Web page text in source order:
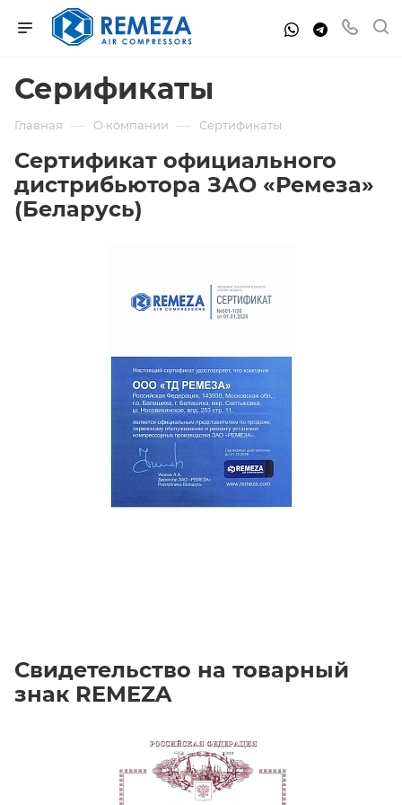
Серификаты
Главная — О компании — Сертификаты
Сертификат официального
дистрибьютора ЗАО «Ремеза»
(Беларусь)
Свидетельство на товарный
знак REMEZA